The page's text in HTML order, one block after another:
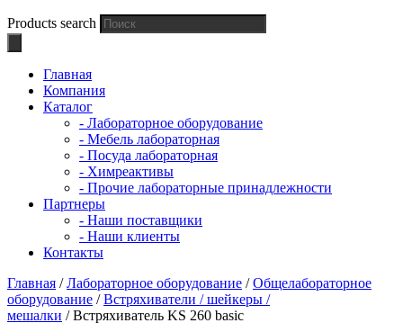
Products search
Главная
Компания
Каталог
- Лабораторное оборудование
- Мебель лабораторная
- Посуда лабораторная
- Химреактивы
- Прочие лабораторные принадлежности
Партнеры
- Наши поставщики
- Наши клиенты
Контакты
Главная /Лабораторное оборудование /Общелабораторное
оборудование /Встряхиватели / шейкеры /
мешалки / Встряхиватель KS 260 basic